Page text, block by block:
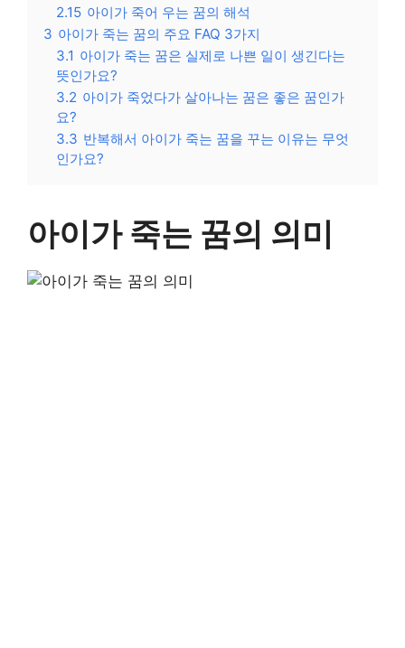
2.15 아이가 죽어 우는 꿈의 해석
3 아이가 죽는 꿈의 주요 FAQ 3가지
3.1 아이가 죽는 꿈은 실제로 나쁜 일이 생긴다는
뜻인가요?
3.2 아이가 죽었다가 살아나는 꿈은 좋은 꿈인가
요?
3.3 반복해서 아이가 죽는 꿈을 꾸는 이유는 무엇
인가요?
아이가 죽는 꿈의 의미